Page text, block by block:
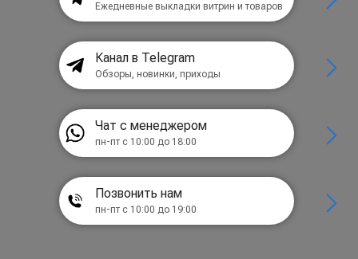
Ежедневные выкладки витрин и товаров
Канал в Telegram
Обзоры, новинки, приходы
Чат с менеджером
пн-пт с 10:00 до 18:00
Позвонить нам
пн-пт с 10:00 до 19:00